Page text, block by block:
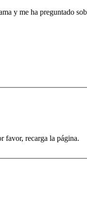
y me ha preguntado
favor, recarga la página.